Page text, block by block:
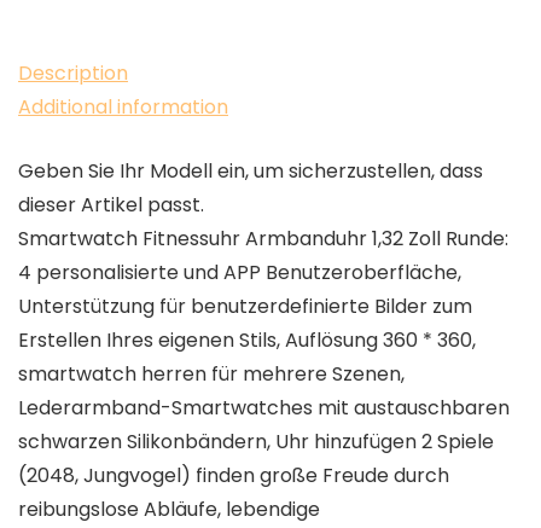
Description
Additional information
Geben Sie Ihr Modell ein, um sicherzustellen, dass
dieser Artikel passt.
Smartwatch Fitnessuhr Armbanduhr 1,32 Zoll Runde:
4 personalisierte und APP Benutzeroberfläche,
Unterstützung für benutzerdefinierte Bilder zum
Erstellen Ihres eigenen Stils, Auflösung 360 * 360,
smartwatch herren für mehrere Szenen,
Lederarmband-Smartwatches mit austauschbaren
schwarzen Silikonbändern, Uhr hinzufügen 2 Spiele
(2048, Jungvogel) finden große Freude durch
reibungslose Abläufe, lebendige